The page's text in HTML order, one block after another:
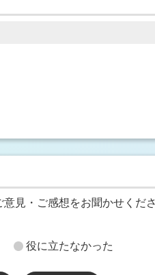
見・ご感想をお聞かせくださ
役に立たなかった